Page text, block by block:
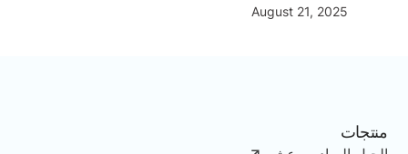
August 21, 2025
منتجات